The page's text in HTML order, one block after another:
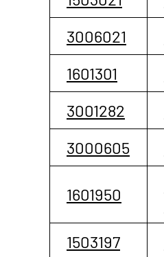
3006021
1601301
3001282
3000605
1601950
1503197